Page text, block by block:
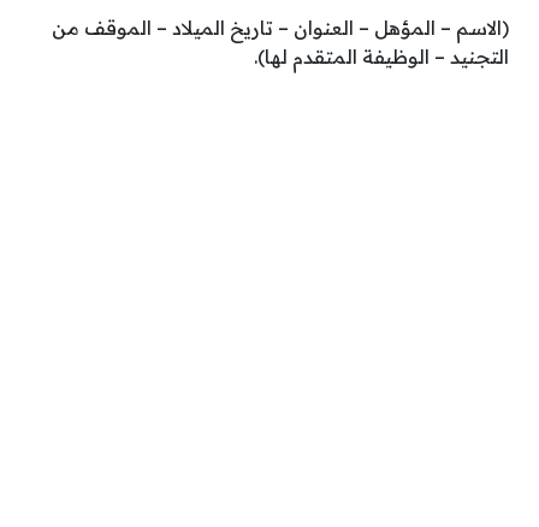
(الاسم – المؤهل – العنوان – تاريخ الميلاد – الموقف من
التجنيد – الوظيفة المتقدم لها).